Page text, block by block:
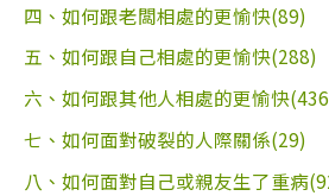
四、如何跟老闆相處的更愉快(89)
五、如何跟自己相處的更愉快(288)
六、如何跟其他人相處的更愉快
七、如何面對破裂的人際關係(29)
八、如何面對自己或親友生了重病